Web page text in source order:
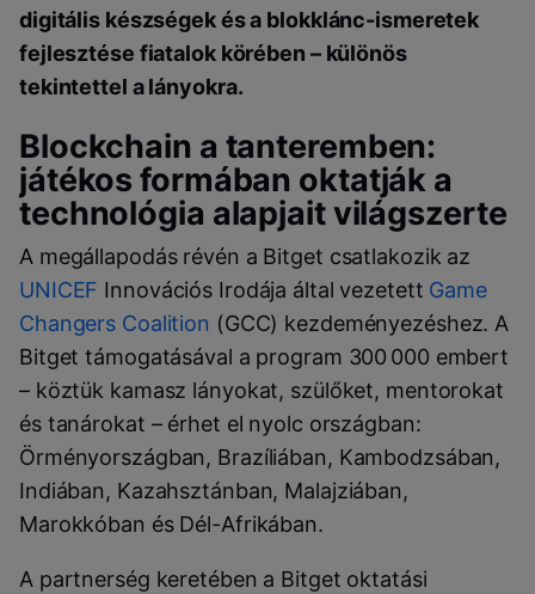
digitális készségek és a blokklánc-ismeretek
fejlesztése fiatalok körében – különös
tekintettel a lányokra.
Blockchain a tanteremben:
játékos formában oktatják a
technológia alapjait világszerte
A megállapodás révén a Bitget csatlakozik az
UNICEF Innovációs Irodája által vezetett Game
Changers Coalition (GCC) kezdeményezéshez. A
Bitget támogatásával a program 300 000 embert
– köztük kamasz lányokat, szülőket, mentorokat
és tanárokat – érhet el nyolc országban:
Örményországban, Brazíliában, Kambodzsában,
Indiában, Kazahsztánban, Malajziában,
Marokkóban és Dél-Afrikában.
A partnerség keretében a Bitget oktatási